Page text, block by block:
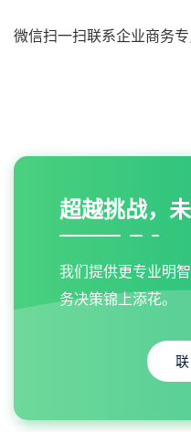
微信扫一扫联系企业商务专
超越挑战，
我们提供更专业明
务决策锦上添花。